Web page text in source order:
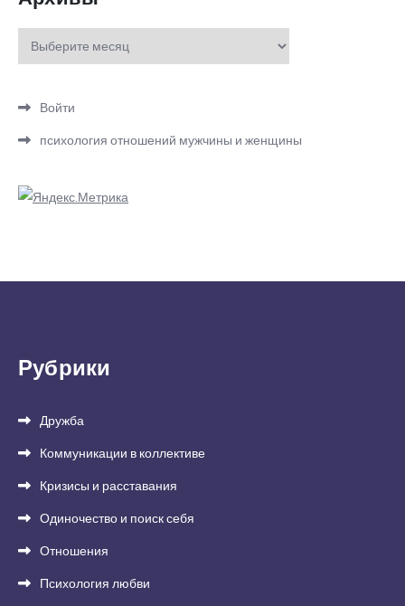
Архивы
Войти
психология отношений мужчины и женщины
Рубрики
Дружба
Коммуникации в коллективе
Кризисы и расставания
Одиночество и поиск себя
Отношения
Психология любви